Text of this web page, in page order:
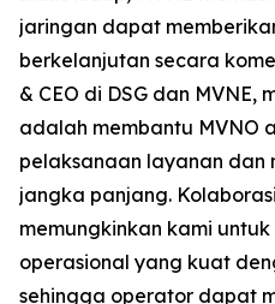
jaringan dapat
berkelanjutan secara
& CEO di DSG dan MVNE,
adalah membantu MVNO
pelaksanaan layanan dan
jangka panjang.
memungkinkan kami
operasional yang kuat
sehingga operator dapat